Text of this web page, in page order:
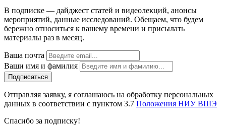
В подписке — дайджест статей и видеолекций, анонсы
мероприятий, данные исследований. Обещаем, что будем
бережно относиться к вашему времени и присылать
материалы раз в месяц.
Ваша почта
Ваши имя и фамилия
Отправляя заявку, я соглашаюсь на обработку персональных
данных в соответствии с пунктом 3.7 Положения НИУ ВШЭ
Спасибо за подписку!